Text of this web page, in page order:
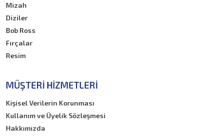
Mizah
Diziler
Bob Ross
Fırçalar
Resim
MÜŞTERI HIZMETLERI
Kişisel Verilerin Korunması
Kullanım ve Üyelik Sözleşmesi
Hakkımızda